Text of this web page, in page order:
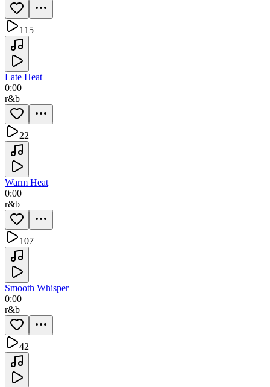
115
Late Heat
0:00
r&b
22
Warm Heat
0:00
r&b
107
Smooth Whisper
0:00
r&b
42